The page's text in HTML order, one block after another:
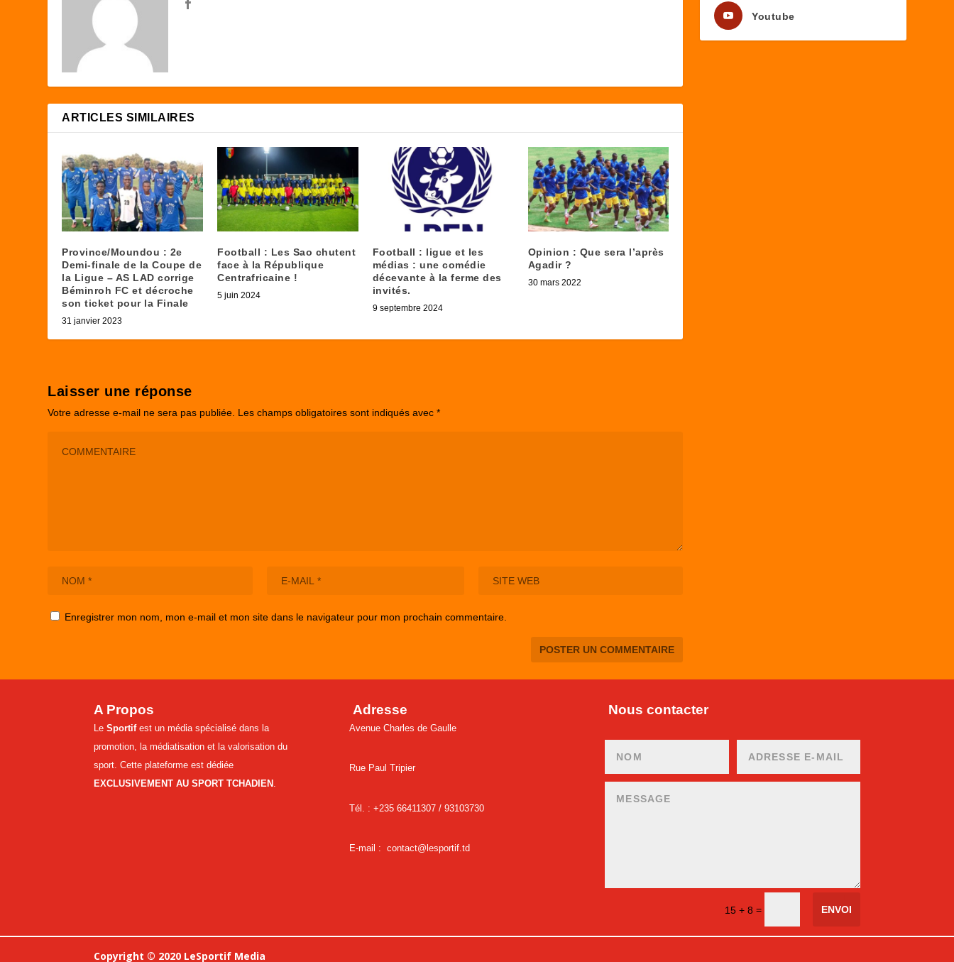
ARTICLES SIMILAIRES
Province/Moundou : 2e
Demi-finale de la Coupe de
la Ligue – AS LAD corrige
Béminroh FC et décroche
son ticket pour la Finale
31 janvier 2023
Football : Les Sao chutent
face à la République
Centrafricaine !
5 juin 2024
Football : ligue et les
médias : une comédie
décevante à la ferme des
invités.
9 septembre 2024
Opinion : Que sera l’après
Agadir ?
30 mars 2022
Laisser une réponse
Votre adresse e-mail ne sera pas publiée. Les champs obligatoires sont indiqués avec*
Enregistrer mon nom, mon e-mail et mon site dans le navigateur pour mon prochain commentaire.
Youtube
A Propos
Le Sportifest un média spécialisé dans la
promotion, la médiatisation et la valorisation du
sport. Cette plateforme est dédiée
EXCLUSIVEMENT AU SPORT TCHADIEN
Adresse
Avenue Charles de Gaulle
Rue Paul Tripier
Tél. : +235 66411307 / 93103730
E-mail : contact@lesportif.td
Nous contacter
15 + 8 = ENVOI
Copyright © 2020 LeSportif Media